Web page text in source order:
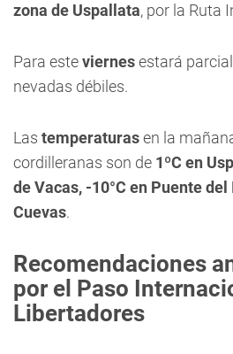
zona de Uspallata, por la Ruta
Para esteviernesestará
nevadas débiles.
Las temperaturasen la
cordilleranas son de 1ºC en
de Vacas, -10°C en Puente del
Cuevas.
Recomendaciones
por el Paso
Libertadores